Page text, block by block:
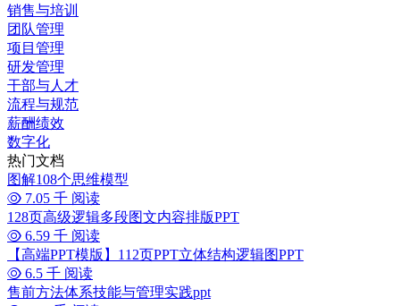
销售与培训
团队管理
项目管理
研发管理
干部与人才
流程与规范
薪酬绩效
数字化
热门文档
图解108个思维模型
7.05 千 阅读
128页高级逻辑多段图文内容排版PPT
6.59 千 阅读
【高端PPT模版】112页PPT立体结构逻辑图PPT
6.5 千 阅读
售前方法体系技能与管理实践ppt